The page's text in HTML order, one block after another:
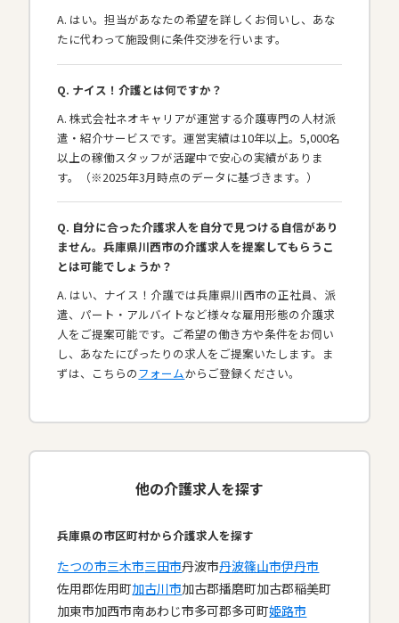
A. はい。担当があなたの希望を詳しくお伺いし、あな
たに代わって施設側に条件交渉を行います。
Q. ナイス！介護とは何ですか？
A. 株式会社ネオキャリアが運営する介護専門の人材派
遣・紹介サービスです。運営実績は10年以上。5,000名
以上の稼働スタッフが活躍中で安心の実績がありま
す。（※2025年3月時点のデータに基づきます。）
Q. 自分に合った介護求人を自分で見つける自信があり
ません。兵庫県川西市の介護求人を提案してもらうこ
とは可能でしょうか？
A. はい、ナイス！介護では兵庫県川西市の正社員、派
遣、パート・アルバイトなど様々な雇用形態の介護求
人をご提案可能です。ご希望の働き方や条件をお伺い
し、あなたにぴったりの求人をご提案いたします。ま
ずは、こちらのフォームからご登録ください。
他の介護求人を探す
兵庫県の市区町村から介護求人を探す
たつの市三木市三田市丹波市丹波篠山市伊丹市
佐用郡佐用町加古川市加古郡播磨町加古郡稲美町
加東市加西市南あわじ市多可郡多可町姫路市